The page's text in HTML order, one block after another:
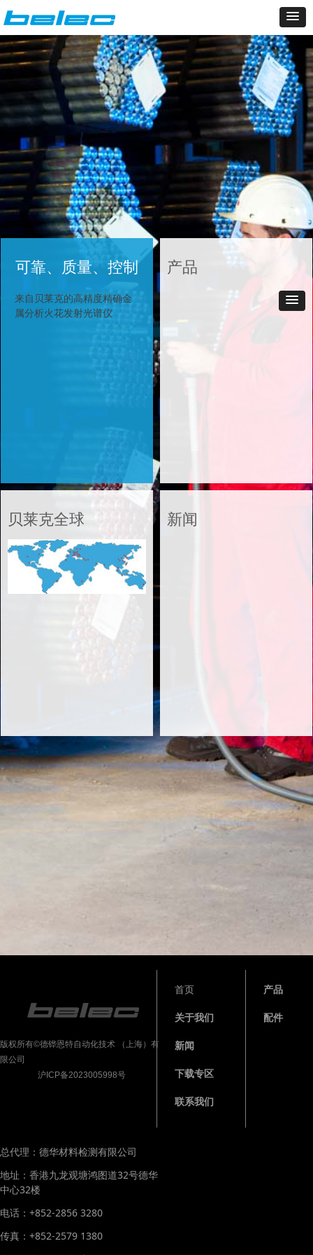
可靠、质量、控制
来自贝莱克的高精度精确金
属分析火花发射光谱仪
产品
贝莱克全球 新闻
版权所有©德铧恩特自动化技术 （上海）有
限公司
沪ICP备2023005998号
首页
关于我们
新闻
下载专区
联系我们
产品
配件
总代理：德华材料检测有限公司
地址：香港九龙观塘鸿图道32号德华
中心32楼
电话：+852-2856 3280
传真：+852-2579 1380